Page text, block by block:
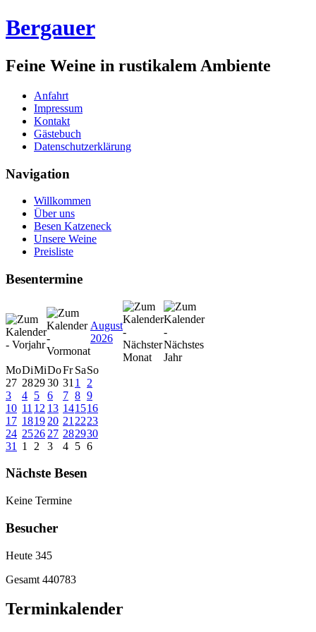
Bergauer
Feine Weine in rustikalem Ambiente
Anfahrt
Impressum
Kontakt
Gästebuch
Datenschutzerklärung
Navigation
Willkommen
Über uns
Besen Katzeneck
Unsere Weine
Preisliste
Besentermine
August
2026
MoDiMiDoFr SaSo
27 282930 31 1
2
3
4 5 6 7 8 9
10 11 12 13 141516
17 1819 20 21 2223
24 2526 27 282930
31
1 2 3 4 5 6
Nächste Besen
Keine Termine
Besucher
Heute 345
Gesamt 440783
Terminkalender